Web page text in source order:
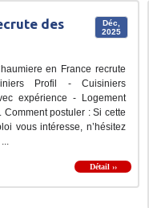
Déc,
2025
des
en France recrute
Profil - Cuisiniers
expérience - Logement
Comment postuler : Si cette
vous intéresse, n’hésitez
Détail ››